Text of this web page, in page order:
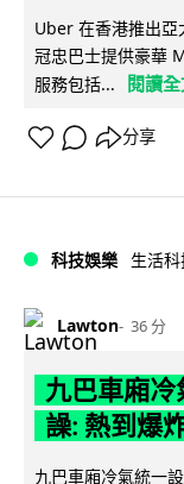
Uber 在香港推出
冠忠巴士提供豪華
服務包括...
閱讀
分享
科技娛樂 生活科
Lawton 36 分
九巴車廂
譟: 熱到爆
九巴車廂冷氣統一